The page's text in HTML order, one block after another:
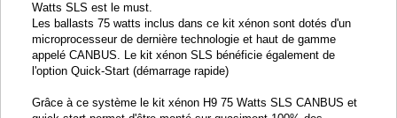
Watts SLS est le must.
Les ballasts 75 watts inclus dans ce kit xénon sont dotés d'un
microprocesseur de dernière technologie et haut de gamme
appelé CANBUS. Le kit xénon SLS bénéficie également de
l'option Quick-Start (démarrage rapide)
Grâce à ce système le kit xénon H9 75 Watts SLS CANBUS et